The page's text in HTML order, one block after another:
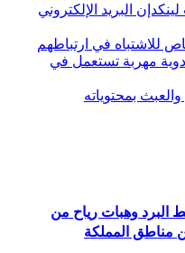
لينكدإن البريد الإلكتروني
للاشتباه في ارتباطهم
مهربة تستعمل في
بمحتوياته
وهبات رياح من
مناطق المملكة